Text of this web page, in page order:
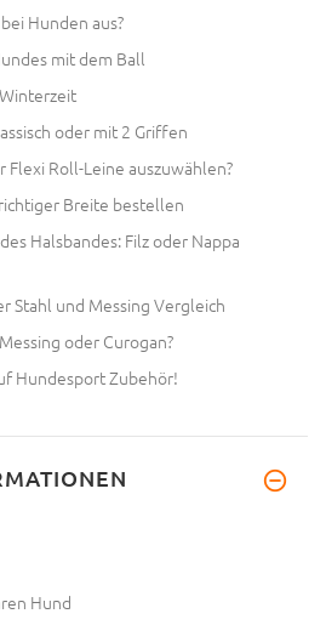
Hunden aus?
mit dem Ball
oder mit 2 Griffen
Flexi Roll-Leine auszuwählen?
Breite bestellen
Halsbandes: Filz oder Nappa
Stahl und Messing Vergleich
oder Curogan?
Hundesport Zubehör!
Hund